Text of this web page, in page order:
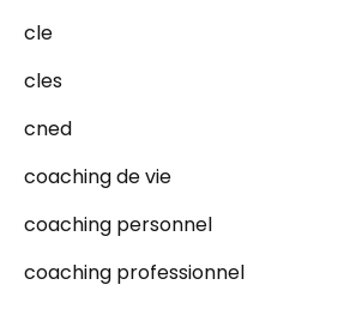
cle
cles
cned
coaching de vie
coaching personnel
coaching professionnel